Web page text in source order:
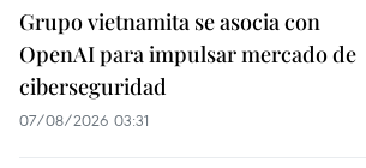
Grupo vietnamita se asocia con
OpenAI para impulsar mercado de
ciberseguridad
07/08/2026 03:31